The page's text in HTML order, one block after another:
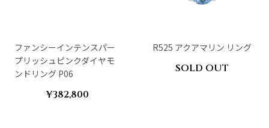
ファンシーインテンスパー
プリッシュピンクダイヤモ
ンドリング P06
¥382,800
R525 アクアマリン リング
SOLD OUT